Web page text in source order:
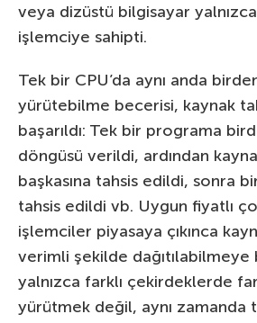
veya dizüstü bilgisayar
işlemciye sahipti.
Tek bir CPU’da aynı anda
yürütebilme becerisi, kaynak
başarıldı: Tek bir programa
döngüsü verildi, ardından
başkasına tahsis edildi, sonra
tahsis edildi vb. Uygun fiyatlı
işlemciler piyasaya çıkınca
verimli şekilde dağıtılabilmeye
yalnızca farklı çekirdeklerde
yürütmek değil, aynı zamanda